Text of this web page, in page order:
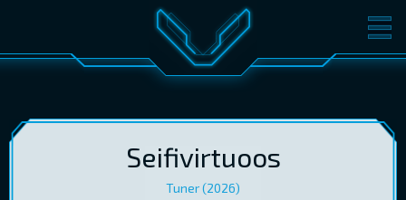
FILMID PILETID
KINKEKAARDID
Seifivirtuoos
Tuner (2026)